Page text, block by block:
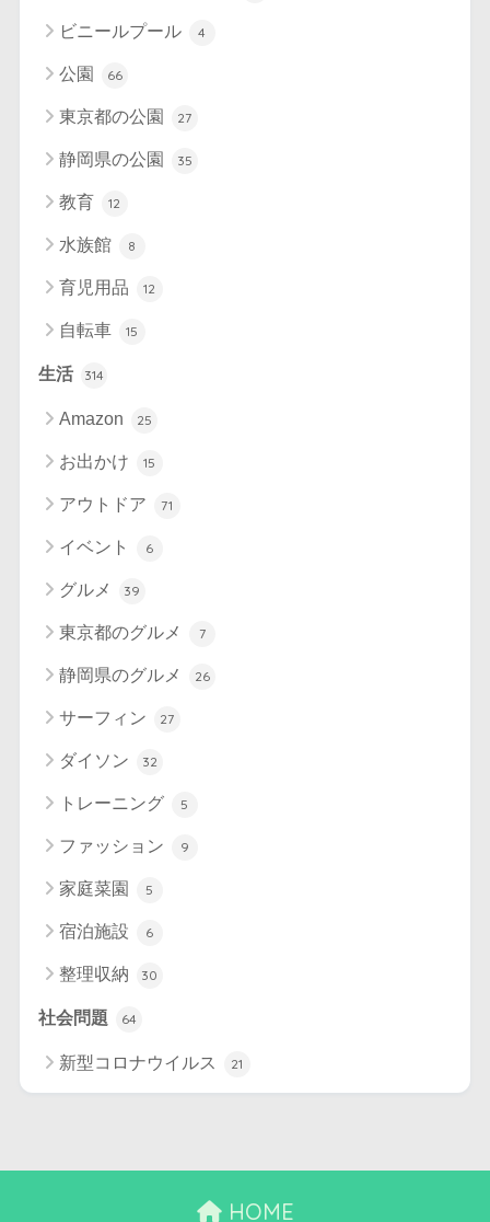
ビニールプール 4
公園 66
東京都の公園 27
静岡県の公園 35
教育 12
水族館 8
育児用品 12
自転車 15
生活 314
Amazon 25
お出かけ 15
アウトドア 71
イベント 6
グルメ 39
東京都のグルメ 7
静岡県のグルメ 26
サーフィン 27
ダイソン 32
トレーニング 5
ファッション 9
家庭菜園 5
宿泊施設 6
整理収納 30
社会問題 64
新型コロナウイルス 21
HOME